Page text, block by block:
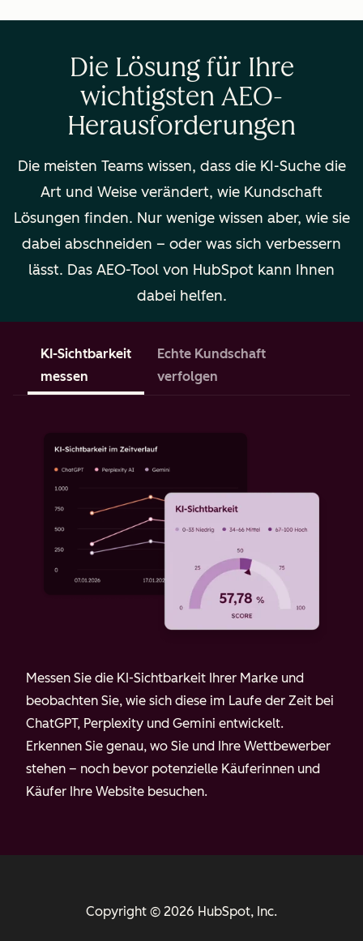
Die Lösung für Ihre
wichtigsten AEO-
Herausforderungen
Die meisten Teams wissen, dass die KI-Suche die
Art und Weise verändert, wie Kundschaft
Lösungen finden. Nur wenige wissen aber, wie sie
dabei abschneiden – oder was sich verbessern
lässt. Das AEO-Tool von HubSpot kann Ihnen
dabei helfen.
KI-Sichtbarkeit
messen
Echte Kundschaft
verfolgen
Messen Sie die KI-Sichtbarkeit Ihrer Marke und
beobachten Sie, wie sich diese im Laufe der Zeit bei
ChatGPT, Perplexity und Gemini entwickelt.
Erkennen Sie genau, wo Sie und Ihre Wettbewerber
stehen – noch bevor potenzielle Käuferinnen und
Käufer Ihre Website besuchen.
Copyright © 2026 HubSpot, Inc.